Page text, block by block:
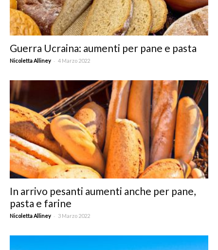
Guerra Ucraina: aumenti per pane e pasta
Nicoletta Alliney - 4 Marzo 2022
In arrivo pesanti aumenti anche per pane,
pasta e farine
Nicoletta Alliney - 3 Marzo 2022